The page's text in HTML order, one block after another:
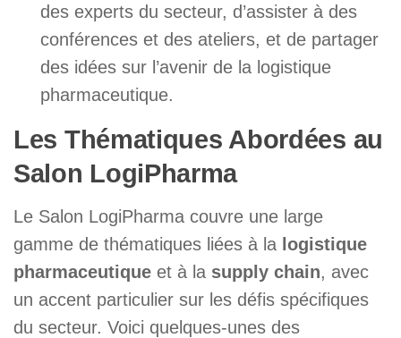
des experts du secteur, d’assister à des
conférences et des ateliers, et de partager
des idées sur l’avenir de la logistique
pharmaceutique.
Les Thématiques Abordées au
Salon LogiPharma
Le Salon LogiPharma couvre une large
gamme de thématiques liées à la logistique
pharmaceutique et à la supply chain, avec
un accent particulier sur les défis spécifiques
du secteur. Voici quelques-unes des